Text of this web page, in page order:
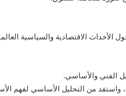
الأحداث الاقتصادية والسياسية
الفني والأساسي.
واستفد من التحليل الأساسي لفهم